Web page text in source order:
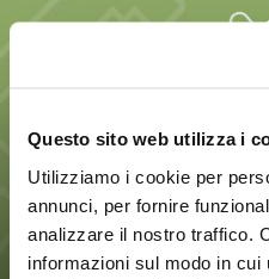
Questo sito web utilizza i
Utilizziamo i cookie per
annunci, per fornire
analizzare il nostro traffico.
informazioni sul modo in